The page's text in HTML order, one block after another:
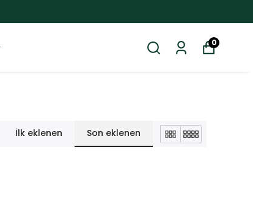
0
İlk eklenen Son eklenen